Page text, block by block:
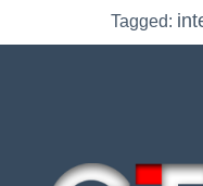
Tagged: